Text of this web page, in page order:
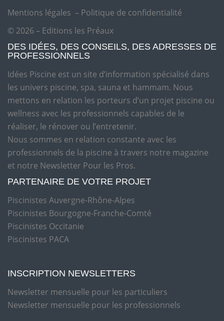
Mentions légales – Politique de confidentialité
© 2026 – Editions les Préaux
DES IDÉES, DES CONSEILS, DES ADRESSES DE
PROFESSIONNELS
Idées Piscine est un site d’information spécialisé dans
les univers piscine, spa, sauna et hammam. Nous
mettons en relation les porteurs d’un projet piscine ou
wellness avec les professionnels capables de le
réaliser, le rénover ou l’entretenir.
Nous sommes en relation constante avec les
professionnels de la piscine à travers notre magazine
et notre Newsletter Pour les Pros.
PARTENAIRE DE VOTRE PROJET
Piscinistes Auvergne-Rhône-Alpes
Piscinistes Bourgogne-Franche-Comté
Piscinistes Occitanie
Piscinistes PACA
INSCRIPTION NEWSLETTERS
Newsletter mensuelle pour les particuliers
Newsletter mensuelle pour les professionnels